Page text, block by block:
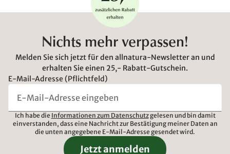
Nichts mehr verpassen!
Melden Sie sich jetzt für den allnatura-Newsletter an und
erhalten Sie einen 25,- Rabatt-Gutschein.
E-Mail-Adresse (Pflichtfeld)
Ich habe die Informationen zum Datenschutzgelesen und bin damit
einverstanden, dass eine Nachricht zur Bestätigung meiner Daten an
die unten angegebene E-Mail-Adresse gesendet wird.
Jetzt anmelden